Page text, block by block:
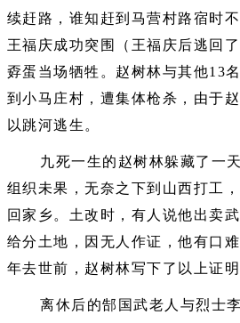
续赶路，谁知赶到马营村路宿时
王福庆成功突围（王福庆后逃回
孬蛋当场牺牲。赵树林与其他13
到小马庄村，遭集体枪杀，由于
以跳河逃生。
九死一生的赵树林躲藏了一
组织未果，无奈之下到山西打工
回家乡。土改时，有人说他出卖
给分土地，因无人作证，他有口
年去世前，赵树林写下了以上证明
离休后的郜国武老人与烈士